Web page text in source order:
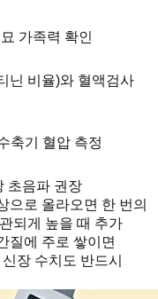
가족력 확인
닌 비율)와 혈액검사
축기 혈압 측정
초음파 권장
으로 올라오면 한 번의
되게 높을 때 추가
질에 주로 쌓이면
장 수치도 반드시